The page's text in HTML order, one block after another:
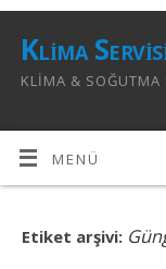
Klima
KLIMA & SOĞUTMA
MENÜ
Etiket arşivi: